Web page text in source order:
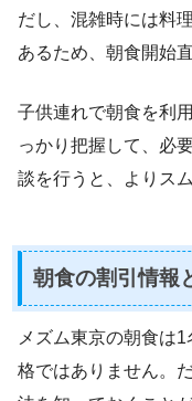
だし、混雑時には料
あるため、朝食開始
子供連れで朝食を利
っかり把握して、必
談を行うと、よりス
朝食の割引情報
メズム東京の朝食は
格ではありません。